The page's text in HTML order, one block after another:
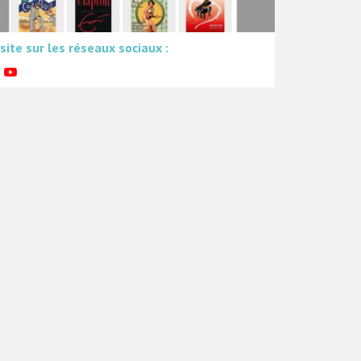
site sur les réseaux sociaux :